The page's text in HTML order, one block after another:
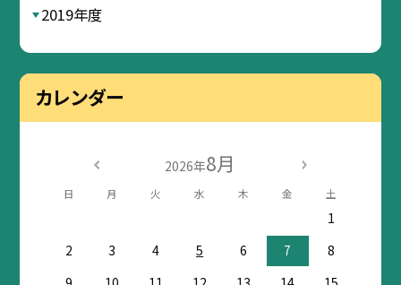
2019年度
カレンダー
2026年8月
日 月 火 水 木 金 土
1
2
3 4 5 6 7
8